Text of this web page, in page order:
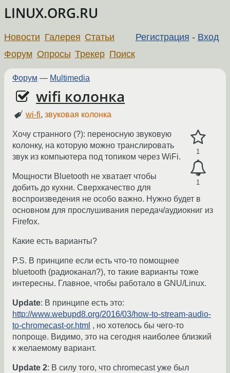
LINUX.ORG.RU
Регистрация - Вход
Новости Галерея Статьи
Форум Опросы Трекер Поиск
Форум — Multimedia
wifi колонка
wi-fi,звуковая колонка
1
1
Хочу странного (?): переносную звуковую
колонку, на которую можно транслировать
звук из компьютера под топиком через WiFi.
Мощности Bluetooth не хватает чтобы
добить до кухни. Сверхкачество для
воспроизведения не особо важно. Нужно будет в
основном для прослушивания передач/аудиокниг из
Firefox.
Какие есть варианты?
P.S. В принципе если есть что-то помощнее
bluetooth (радиоканал?), то такие варианты тоже
интересны. Главное, чтобы работало в GNU/Linux.
Update: В принципе есть это:
http://www.webupd8.org/2016/03/how-to-stream-audio-
to-chromecast-or.html , но хотелось бы чего-то
попроще. Видимо, это на сегодня наиболее близкий
к желаемому вариант.
Update 2: В силу того, что chromecast уже был